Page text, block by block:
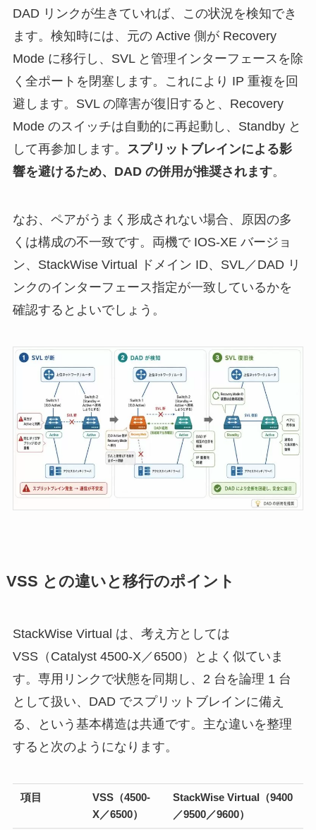
DAD リンクが生きていれば、この状況を検知でき
ます。検知時には、元の Active 側が Recovery
Mode に移行し、SVL と管理インターフェースを除
く全ポートを閉塞します。これにより IP 重複を回
避します。SVL の障害が復旧すると、Recovery
Mode のスイッチは自動的に再起動し、Standby と
して再参加します。 スプリットブレインによる影
響を避けるため、DAD の併用が推奨されます。
なお、ペアがうまく形成されない場合、原因の多
くは構成の不一致です。両機で IOS-XE バージョ
ン、StackWise Virtual ドメイン ID、SVL／DAD リ
ンクのインターフェース指定が一致しているかを
確認するとよいでしょう。
VSS との違いと移行のポイント
StackWise Virtual は、考え方としては
VSS（Catalyst 4500-X／6500）とよく似ていま
す。専用リンクで状態を同期し、2 台を論理 1 台
として扱い、DAD でスプリットブレインに備え
る、という基本構造は共通です。主な違いを整理
すると次のようになります。
項目
VSS（4500-
X／6500）
StackWise Virtual（9400
／9500／9600）